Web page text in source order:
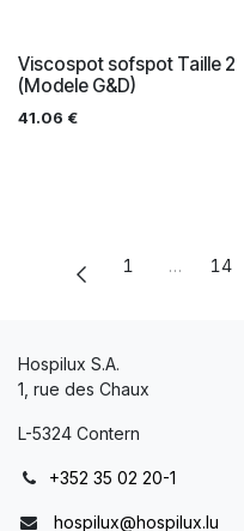
Viscospot sofspot Taille 2
(Modele G&D)
41.06 €
1 … 14
Hospilux S.A.
1, rue des Chaux
L-5324 Contern
+352 35 02 20-1
hospilux@hospilux.lu